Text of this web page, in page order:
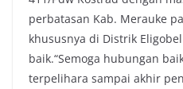
perbatasan Kab. Merauke
khususnya di Distrik
baik.“Semoga hubungan
terpelihara sampai akhir